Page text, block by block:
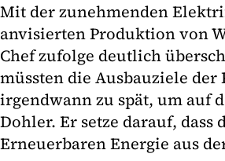
Mit der zunehmenden
anvisierten Produktion von
Chef zufolge deutlich
müssten die Ausbauziele
irgendwann zu spät, um auf
Dohler. Er setze darauf,
Erneuerbaren Energie aus